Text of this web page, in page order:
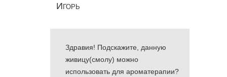
Игорь
Здравия! Подскажите, данную
живицу(смолу) можно
использовать для ароматерапии?